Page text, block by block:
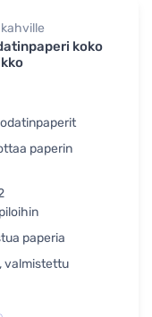
koko
paperin
paperia
valmistettu